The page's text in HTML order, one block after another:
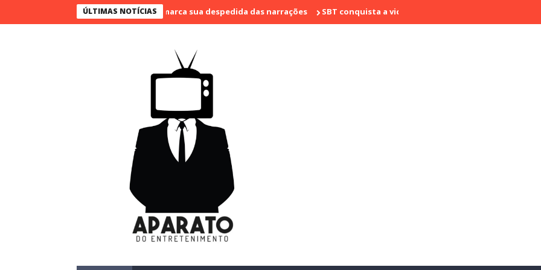
ÚLTIMAS NOTÍCIAS
Bueno narra o último jogo e marca sua despedida das narrações SBT conquista a vice liderança com "Bake Off Brasil" e "SBT